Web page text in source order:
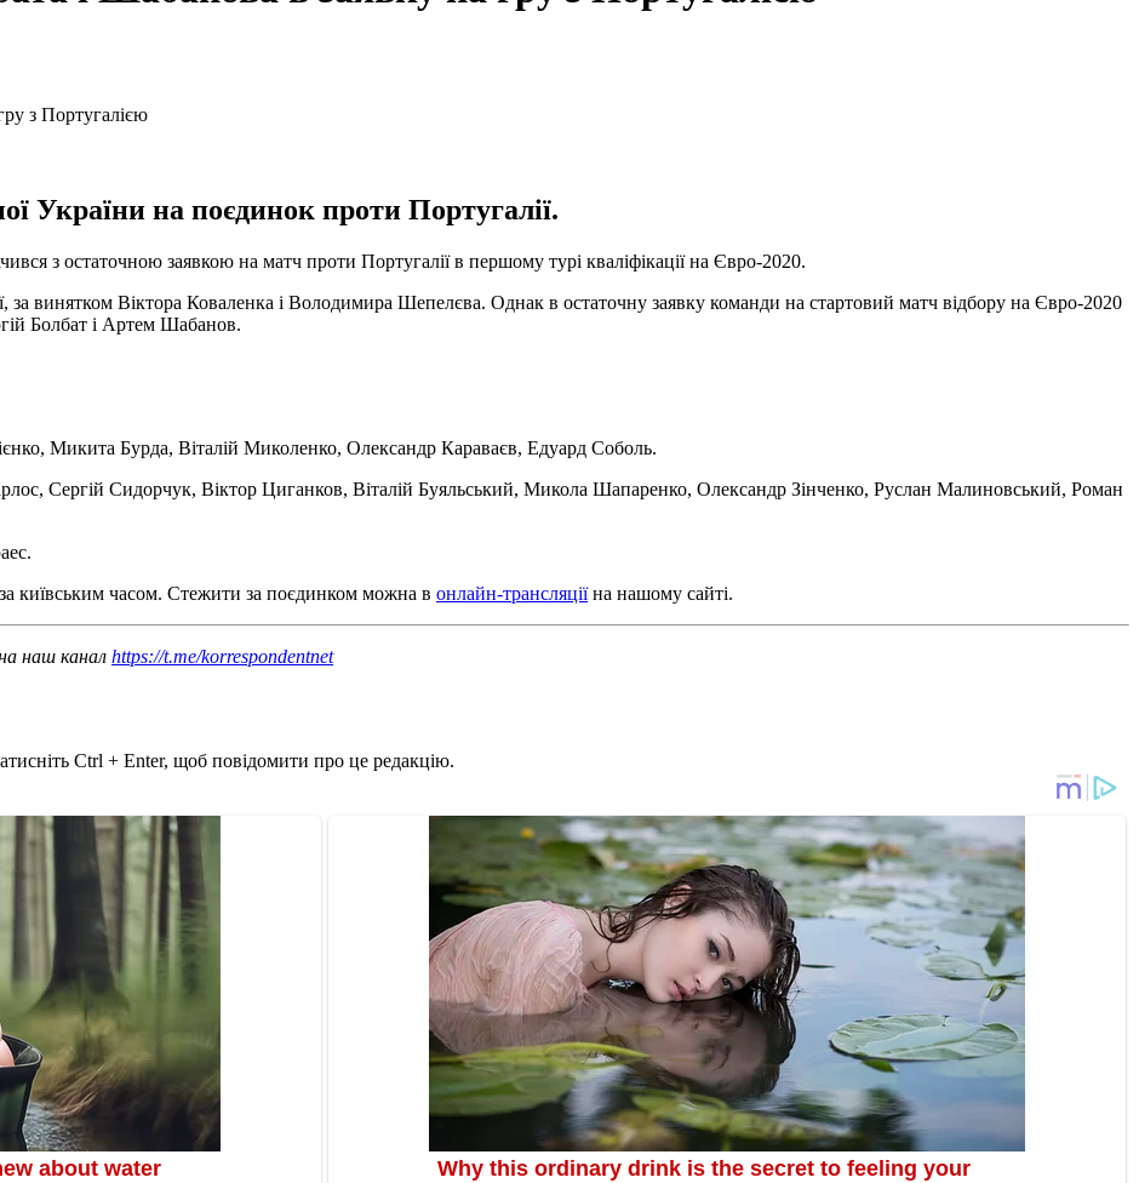
України на поєдинок проти Португалії.
з остаточною заявкою на матч проти Португалії в першому турі кваліфікації на Євро-2020.
за винятком Віктора Коваленка і Володимира Шепелєва. Однак в остаточну заявку команди на стартовий матч відбору на Євро-2020
Болбат і Артем Шабанов.
Микита Бурда, Віталій Миколенко, Олександр Караваєв, Едуард Соболь.
Сергій Сидорчук, Віктор Циганков, Віталій Буяльський, Микола Шапаренко, Олександр Зінченко, Руслан Малиновський, Роман
київським часом. Стежити за поєдинком можна в онлайн-трансляціїна нашому сайті.
наш канал https://t.me/korrespondentnet
Ctrl + Enter, щоб повідомити про це редакцію.